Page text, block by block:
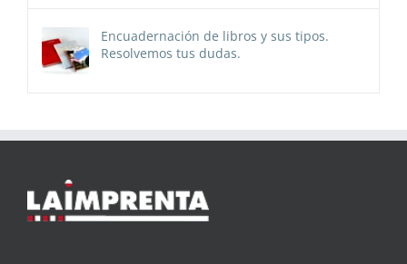
Encuadernación de libros y sus tipos.
Resolvemos tus dudas.